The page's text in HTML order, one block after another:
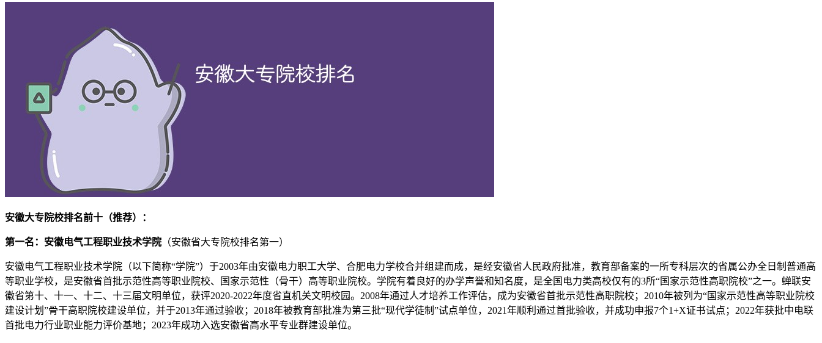
安徽大专院校排名前十（推荐）：
第一名：安徽电气工程职业技术学院 （安徽省大专院校排名第一）
安徽电气工程职业技术学院（以下简称“学院”）于2003年由安徽电力职工大学、合肥电力学校合并组建而成，是经安徽省人民政府批准，教育部备案的一所专科层次的省属公办全日制普通高
等职业学校，是安徽省首批示范性高等职业院校、国家示范性（骨干）高等职业院校。学院有着良好的办学声誉和知名度，是全国电力类高校仅有的3所“国家示范性高职院校”之一。蝉联安
徽省第十、十一、十二、十三届文明单位，获评2020-2022年度省直机关文明校园。2008年通过人才培养工作评估，成为安徽省首批示范性高职院校；2010年被列为“国家示范性高等职业院校
建设计划”骨干高职院校建设单位，并于2013年通过验收；2018年被教育部批准为第三批“现代学徒制”试点单位，2021年顺利通过首批验收，并成功申报7个1+X证书试点；2022年获批中电联
首批电力行业职业能力评价基地；2023年成功入选安徽省高水平专业群建设单位。